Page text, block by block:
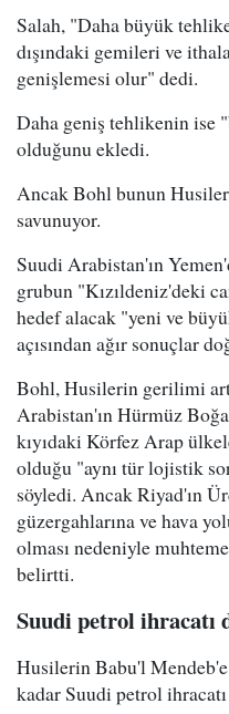
Salah, "Daha büyük
dışındaki gemileri ve
genişlemesi olur" dedi.
Daha geniş tehlikenin ise
olduğunu ekledi.
Ancak Bohl bunun
savunuyor.
Suudi Arabistan'ın
grubun "Kızıldeniz'deki
hedef alacak "yeni ve
açısından ağır sonuçlar
Bohl, Husilerin gerilimi
Arabistan'ın Hürmüz
kıyıdaki Körfez Arap
olduğu "aynı tür lojistik
söyledi. Ancak Riyad'ın
güzergahlarına ve hava
olması nedeniyle
belirtti.
Suudi petrol ihracatı
Husilerin Babu'l
kadar Suudi petrol